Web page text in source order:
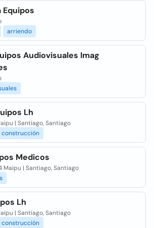
arriendo
Audiovisuales Imag
Lh
| Santiago, Santiago
construcción
Medicos
Maipu | Santiago, Santiago
Lh
| Santiago, Santiago
construcción